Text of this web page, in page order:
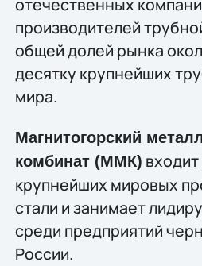
производителей
общей долей рынка
десятку крупнейших
мира.
Магнитогорский
комбинат (ММК)
крупнейших мировых
стали и занимает
среди предприятий
России.